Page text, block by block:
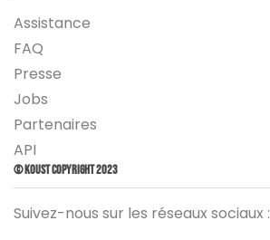
Assistance
FAQ
Presse
Jobs
Partenaires
API
© Koust Copyright 2023
Suivez-nous sur les réseaux sociaux :